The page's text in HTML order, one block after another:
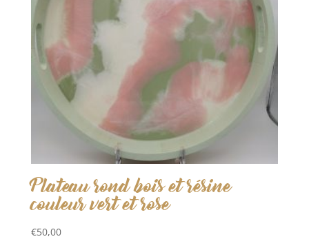
Plateau rond bois et résine
couleur vert et rose
€50,00